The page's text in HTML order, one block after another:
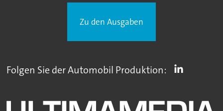
Zu den Ausgaben
Folgen Sie der Automobil Produktion: